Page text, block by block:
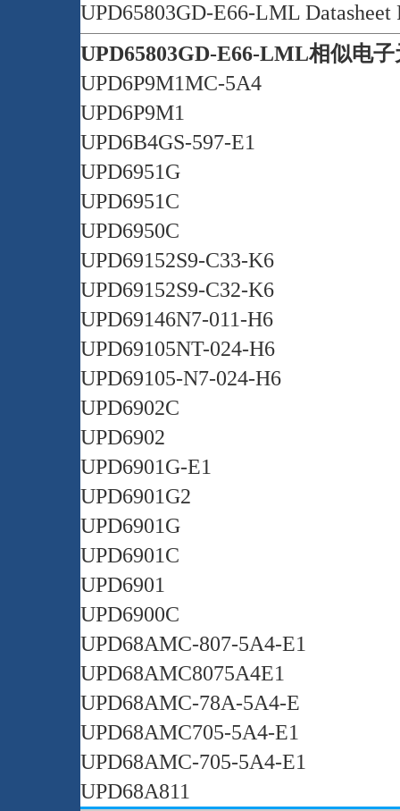
UPD65803GD-E66-LML Datasheet
UPD65803GD-E66-LML相似电
UPD6P9M1MC-5A4
UPD6P9M1
UPD6B4GS-597-E1
UPD6951G
UPD6951C
UPD6950C
UPD69152S9-C33-K6
UPD69152S9-C32-K6
UPD69146N7-011-H6
UPD69105NT-024-H6
UPD69105-N7-024-H6
UPD6902C
UPD6902
UPD6901G-E1
UPD6901G2
UPD6901G
UPD6901C
UPD6901
UPD6900C
UPD68AMC-807-5A4-E1
UPD68AMC8075A4E1
UPD68AMC-78A-5A4-E
UPD68AMC705-5A4-E1
UPD68AMC-705-5A4-E1
UPD68A811